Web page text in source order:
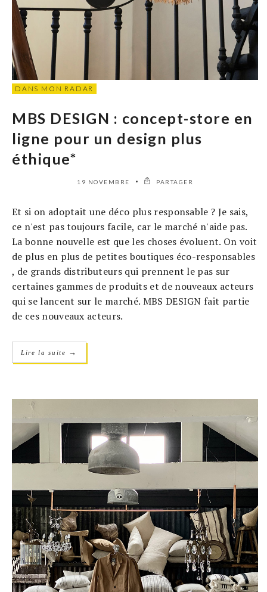
DANS MON RADAR
MBS DESIGN : concept-store en
ligne pour un design plus
éthique*
19 NOVEMBRE PARTAGER
Et si on adoptait une déco plus responsable ? Je sais,
ce n'est pas toujours facile, car le marché n'aide pas.
La bonne nouvelle est que les choses évoluent. On voit
de plus en plus de petites boutiques éco-responsables
, de grands distributeurs qui prennent le pas sur
certaines gammes de produits et de nouveaux acteurs
qui se lancent sur le marché. MBS DESIGN fait partie
de ces nouveaux acteurs.
Lire la suite →